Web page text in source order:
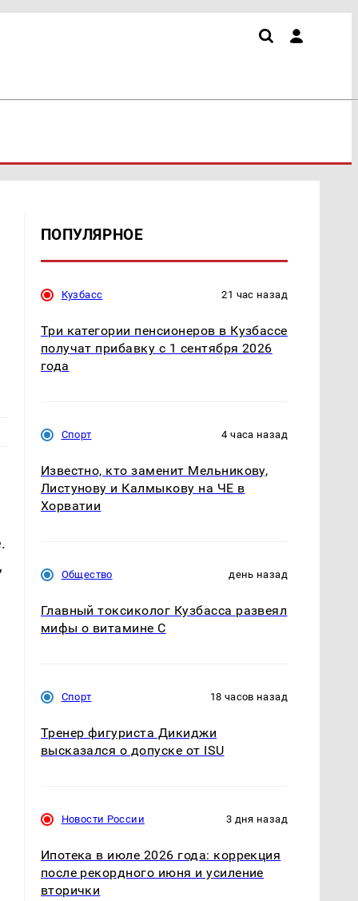
ПОПУЛЯРНОЕ
Кузбасс 21 час назад
Три категории пенсионеров в Кузбассе
получат прибавку с 1 сентября 2026
года
Спорт 4 часа назад
Известно, кто заменит Мельникову,
Листунову и Калмыкову на ЧЕ в
Хорватии
Общество день назад
Главный токсиколог Кузбасса развеял
мифы о витамине С
Спорт 18 часов назад
Тренер фигуриста Дикиджи
высказался о допуске от ISU
Новости России 3 дня назад
Ипотека в июле 2026 года: коррекция
после рекордного июня и усиление
вторички